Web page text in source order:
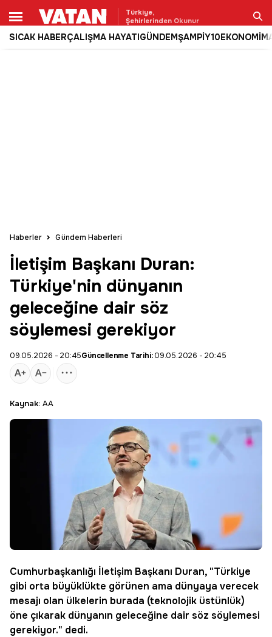
Türkiye,
Şehirlerinden Okunur
SICAK HABERÇALIŞMA HAYATIGÜNDEMŞAMPİY10EKONOMİ
Ara
Haberler Gündem Haberleri
İletişim Başkanı Duran:
Türkiye'nin dünyanın
geleceğine dair söz
söylemesi gerekiyor
09.05.2026 - 20:45Güncellenme Tarihi:09.05.2026 - 20:45
Kaynak: AA
Cumhurbaşkanlığı İletişim Başkanı Duran, "Türkiye
gibi orta büyüklükte görünen ama dünyaya verecek
mesajı olan ülkelerin burada (teknolojik üstünlük)
öne çıkarak dünyanın geleceğine dair söz söylemesi
gerekiyor." dedi.